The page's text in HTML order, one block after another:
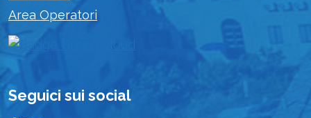
Area Operatori
Seguici sui social